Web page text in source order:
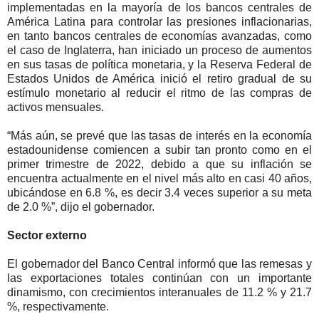
implementadas en la mayoría de los bancos centrales de
América Latina para controlar las presiones inflacionarias,
en tanto bancos centrales de economías avanzadas, como
el caso de Inglaterra, han iniciado un proceso de aumentos
en sus tasas de política monetaria, y la Reserva Federal de
Estados Unidos de América inició el retiro gradual de su
estímulo monetario al reducir el ritmo de las compras de
activos mensuales.
“Más aún, se prevé que las tasas de interés en la economía
estadounidense comiencen a subir tan pronto como en el
primer trimestre de 2022, debido a que su inflación se
encuentra actualmente en el nivel más alto en casi 40 años,
ubicándose en 6.8 %, es decir 3.4 veces superior a su meta
de 2.0 %”, dijo el gobernador.
Sector externo
El gobernador del Banco Central informó que las remesas y
las exportaciones totales continúan con un importante
dinamismo, con crecimientos interanuales de 11.2 % y 21.7
%, respectivamente.